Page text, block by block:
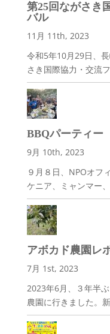
第25回ながさき
バル
11月 11th, 2023
令和5年10月29日、
さき国際協力・交流
BBQパーティー
9月 10th, 2023
９月８日、NPOオフ
ケニア、ミャンマー
アボカド農園レ
7月 1st, 2023
2023年6月、３年半
農園に行きました。